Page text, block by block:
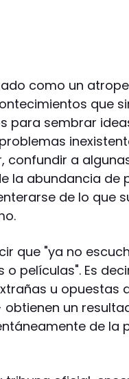
como un
que
para sembrar
confundir a
la abundancia de
de lo que
que "ya no
o películas". Es
u opuestas
un
de la